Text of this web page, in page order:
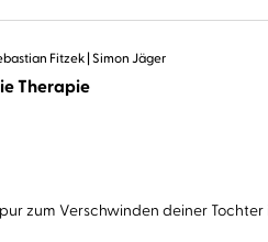
Fitzek Simon Jäger
Therapie
zum Verschwinden deiner Tochter